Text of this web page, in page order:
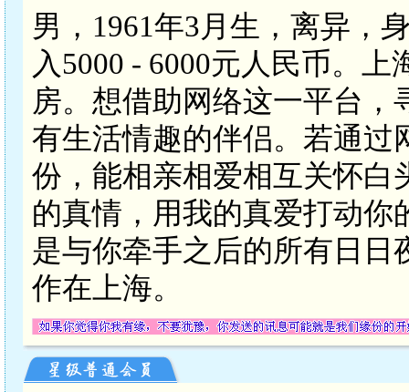
男，1961年3月生，离异，
入5000 - 6000元人民币。
房。想借助网络这一平台
有生活情趣的伴侣。若通过
份，能相亲相爱相互关怀白
的真情，用我的真爱打动
是与你牵手之后的所有日日
作在上海。